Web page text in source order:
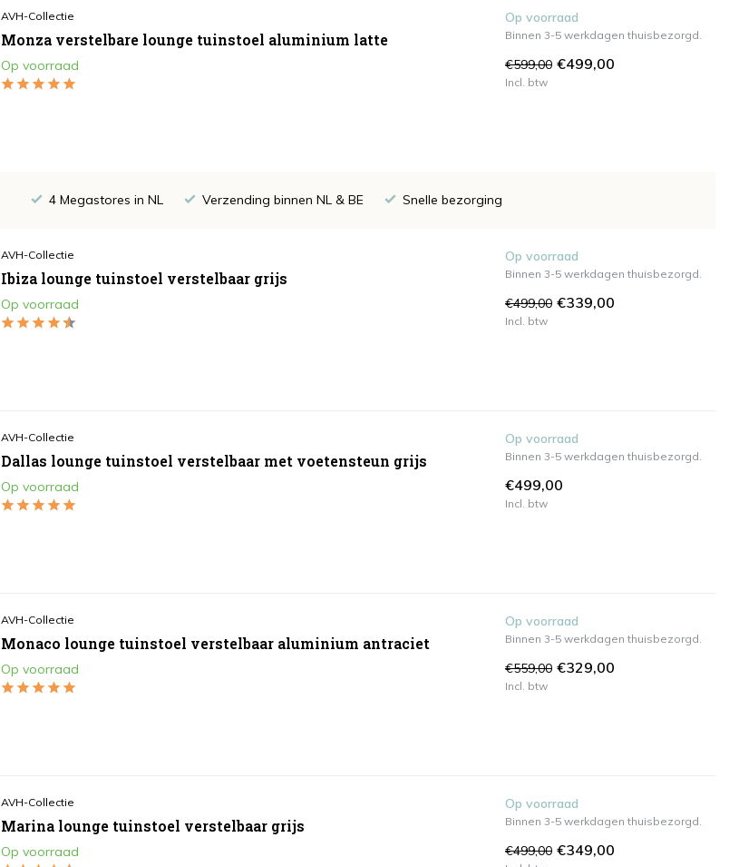
AVH-Collectie
Monza verstelbare lounge tuinstoel aluminium latte
Op voorraad
Op voorraad
Binnen 3-5 werkdagen thuisbezorgd.
€599,00 €499,00
Incl. btw
4 Megastores in NL Verzending binnen NL & BE Snelle bezorging
AVH-Collectie
Ibiza lounge tuinstoel verstelbaar grijs
Op voorraad
Op voorraad
Binnen 3-5 werkdagen thuisbezorgd.
€499,00 €339,00
Incl. btw
AVH-Collectie
Dallas lounge tuinstoel verstelbaar met voetensteun grijs
Op voorraad
Op voorraad
Binnen 3-5 werkdagen thuisbezorgd.
€499,00
Incl. btw
AVH-Collectie
Monaco lounge tuinstoel verstelbaar aluminium antraciet
Op voorraad
Op voorraad
Binnen 3-5 werkdagen thuisbezorgd.
€559,00 €329,00
Incl. btw
AVH-Collectie
Marina lounge tuinstoel verstelbaar grijs
Op voorraad
Op voorraad
Binnen 3-5 werkdagen thuisbezorgd.
€499,00 €349,00